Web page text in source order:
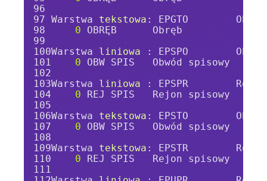
Warstwa tekstowa : EPGTO        Obręb
0 OBRĘB      Obręb
Warstwa liniowa
: EPSPO
0 OBW SPIS   Obwód spisowy
Warstwa liniowa
: EPSPR
0 REJ SPIS   Rejon spisowy
Warstwa tekstowa : EPSTO
0 OBW SPIS   Obwód spisowy
Warstwa tekstowa : EPSTR
0 REJ SPIS   Rejon spisowy